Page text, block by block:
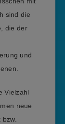
sind die
, die der
und
Vielzahl
neue